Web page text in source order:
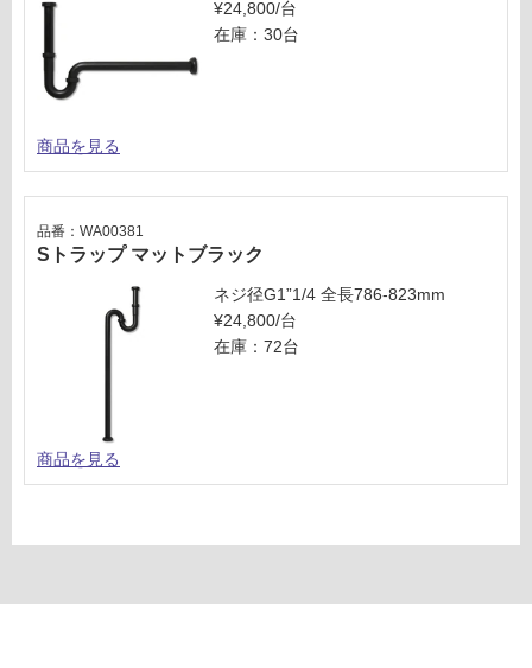
¥24,800/台
在庫：30台
商品を見る
Sトラップ マットブラック
品番：WA00381
ネジ径G1”1/4 全長786-823mm
¥24,800/台
在庫：72台
商品を見る